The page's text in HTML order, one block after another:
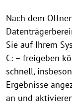
Nach dem
Sie auf Ihrem
C: – freigeben
schnell,
Ergebnisse
an und